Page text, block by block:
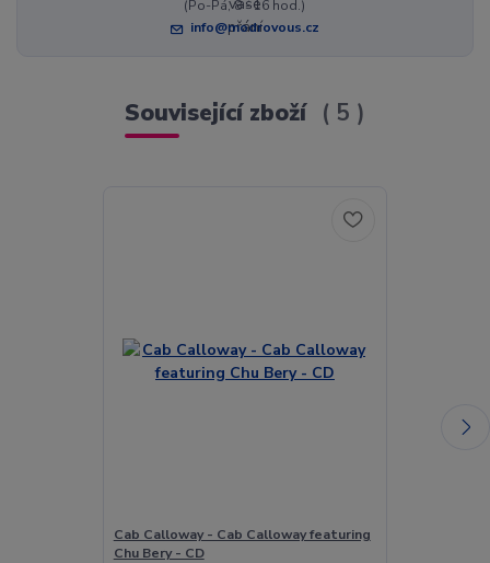
(Po-Pá, 8 - 16 hod.)
info@modrovous.cz
Související zboží 5
Cab Calloway - Cab Calloway featuring
Chu Bery - CD